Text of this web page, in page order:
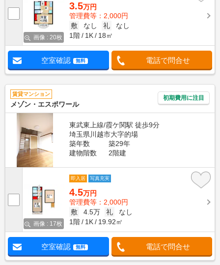
画像 : 20枚
3.5万円
管理費等：2,000円
敷
なし 礼
なし
1階
1K 18㎡
空室確認 無料 電話で問合せ
賃貸マンション
メゾン・エスポワール
初期費用に注目
東武東上線/霞ケ関駅 徒歩9分
埼玉県川越市大字的場
築年数
築29年
建物階数
2階建
画像 : 17枚
即入居 写真充実
4.5万円
管理費等：2,000円
敷
4.5万 礼
なし
1階
1K 19.92㎡
空室確認 無料 電話で問合せ